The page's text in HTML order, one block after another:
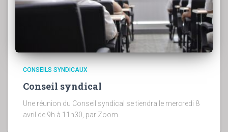
CONSEILS SYNDICAUX
Conseil syndical
Une réunion du Conseil syndical se tiendra le mercredi 8
avril de 9h à 11h30, par Zoom.